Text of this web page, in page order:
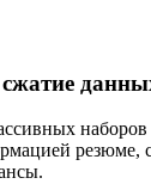
резюме,